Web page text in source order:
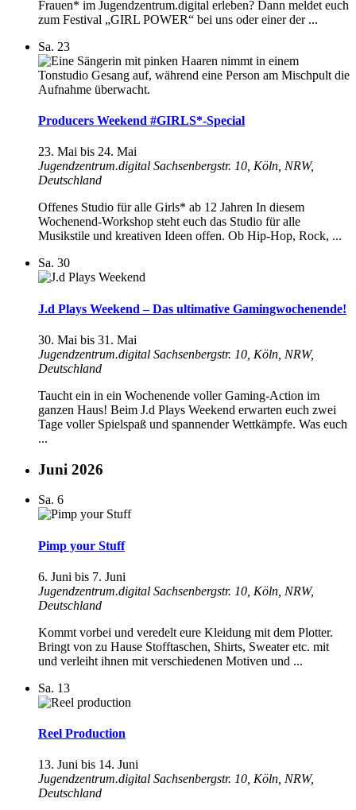
Frauen* im Jugendzentrum.digital erleben? Dann meldet euch
zum Festival „GIRL POWER“ bei uns oder einer der ...
Sa. 23
Producers Weekend #GIRLS*-Special
23. Mai bis 24. Mai
Jugendzentrum.digital Sachsenbergstr. 10, Köln, NRW,
Deutschland
Offenes Studio für alle Girls* ab 12 Jahren In diesem
Wochenend-Workshop steht euch das Studio für alle
Musikstile und kreativen Ideen offen. Ob Hip-Hop, Rock, ...
Sa. 30
J.d Plays Weekend – Das ultimative Gamingwochenende!
30. Mai bis 31. Mai
Jugendzentrum.digital Sachsenbergstr. 10, Köln, NRW,
Deutschland
Taucht ein in ein Wochenende voller Gaming-Action im
ganzen Haus! Beim J.d Plays Weekend erwarten euch zwei
Tage voller Spielspaß und spannender Wettkämpfe. Was euch
...
Juni 2026
Sa. 6
Pimp your Stuff
6. Juni bis 7. Juni
Jugendzentrum.digital Sachsenbergstr. 10, Köln, NRW,
Deutschland
Kommt vorbei und veredelt eure Kleidung mit dem Plotter.
Bringt von zu Hause Stofftaschen, Shirts, Sweater etc. mit
und verleiht ihnen mit verschiedenen Motiven und ...
Sa. 13
Reel Production
13. Juni bis 14. Juni
Jugendzentrum.digital Sachsenbergstr. 10, Köln, NRW,
Deutschland